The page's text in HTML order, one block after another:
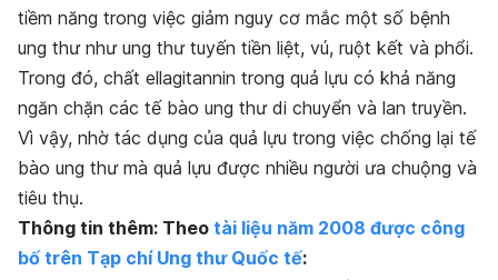
tiềm năng trong việc giảm nguy cơ mắc một số bệnh
ung thư như ung thư tuyến tiền liệt, vú, ruột kết và phổi.
Trong đó, chất ellagitannin trong quả lựu có khả năng
ngăn chặn các tế bào ung thư di chuyển và lan truyền.
Vì vậy, nhờ tác dụng của quả lựu trong việc chống lại tế
bào ung thư mà quả lựu được nhiều người ưa chuộng và
tiêu thụ.
Thông tin thêm: Theo tài liệu năm 2008 được công
bố trên Tạp chí Ung thư Quốc tế: